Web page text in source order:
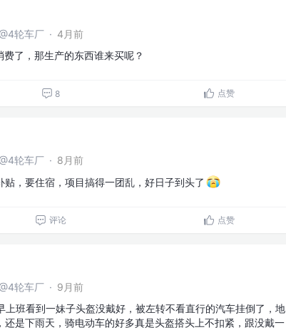
轮车厂 · 4月前
了，那生产的东西谁来买呢？
8 点赞
轮车厂 · 8月前
，要住宿，项目搞得一团乱，好日子到头了
评论 点赞
轮车厂 · 9月前
班看到一妹子头盔没戴好，被左转不看直行的汽车挂倒了，地
还是下雨天，骑电动车的好多真是头盔搭头上不扣紧，跟没戴一